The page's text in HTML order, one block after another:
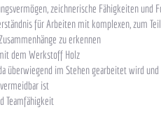
zeichnerische Fähigkeiten und
für Arbeiten mit komplexen, zum
zu erkennen
dem Werkstoff Holz
überwiegend im Stehen gearbeitet wird
ist
Teamfähigkeit